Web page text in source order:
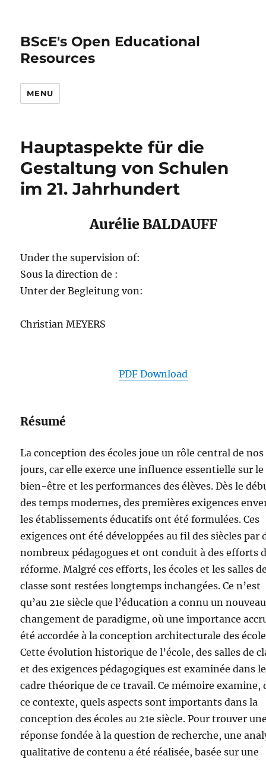
BScE's Open Educational
Resources
MENU
Hauptaspekte für die
Gestaltung von Schulen
im 21. Jahrhundert
Aurélie BALDAUFF
Under the supervision of:
Sous la direction de :
Unter der Begleitung von:
Christian MEYERS
PDF Download
Résumé
La conception des écoles joue un rôle central de nos
jours, car elle exerce une influence essentielle sur le
bien-être et les performances des élèves. Dès le
des temps modernes, des premières exigences
les établissements éducatifs ont été formulées. Ces
exigences ont été développées au fil des siècles par
nombreux pédagogues et ont conduit à des efforts
réforme. Malgré ces efforts, les écoles et les salles
classe sont restées longtemps inchangées. Ce n’est
qu’au 21e siècle que l’éducation a connu un nouveau
changement de paradigme, où une importance
été accordée à la conception architecturale des
Cette évolution historique de l’école, des salles de
et des exigences pédagogiques est examinée dans le
cadre théorique de ce travail. Ce mémoire examine,
ce contexte, quels aspects sont importants dans la
conception des écoles au 21e siècle. Pour trouver
réponse fondée à la question de recherche, une
qualitative de contenu a été réalisée, basée sur une